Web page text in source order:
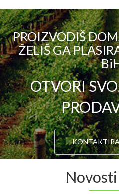
PROIZVODIŠ
ŽELIŠ GA
OTVORI